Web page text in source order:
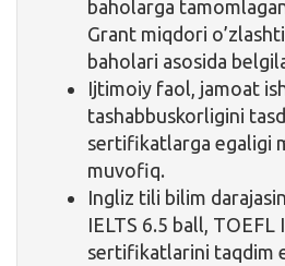
baholarga
Grant miqdori
baholari asosida
Ijtimoiy faol, jamoat
tashabbuskorligini
sertifikatlarga egaligi
muvofiq.
Ingliz tili bilim
IELTS 6.5 ball, TOEFL
sertifikatlarini taqdim